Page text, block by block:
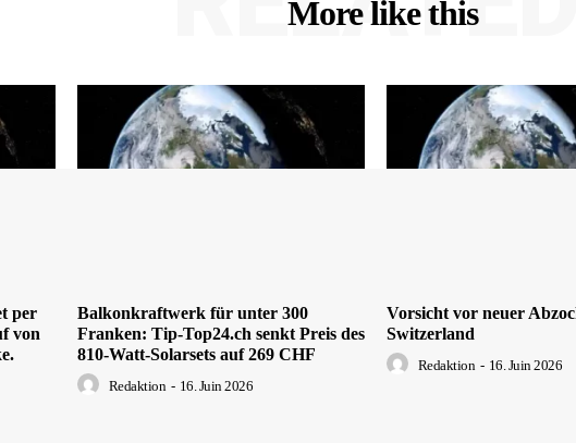
More like this
per
von
Balkonkraftwerk für unter 300
Franken: Tip-Top24.ch senkt Preis des
810-Watt-Solarsets auf 269 CHF
Redaktion - 16. Juin 2026
Vorsicht vor neuer
Switzerland
Redaktion - 16. Juin 2026